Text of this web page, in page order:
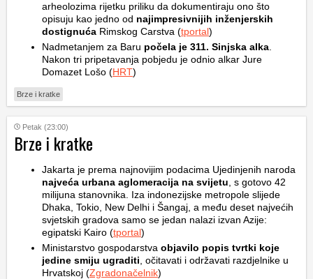
arheolozima rijetku priliku da dokumentiraju ono što
opisuju kao jedno od najimpresivnijih inženjerskih
dostignuća Rimskog Carstva (tportal)
Nadmetanjem za Baru počela je 311. Sinjska alka
Nakon tri pripetavanja pobjedu je odnio alkar Jure
Domazet Lošo (HRT)
Brze i kratke
Petak (23:00)
Brze i kratke
Jakarta je prema najnovijim podacima Ujedinjenih naroda
najveća urbana aglomeracija na svijetu , s gotovo 42
milijuna stanovnika. Iza indonezijske metropole slijede
Dhaka, Tokio, New Delhi i Šangaj, a među deset najvećih
svjetskih gradova samo se jedan nalazi izvan Azije:
egipatski Kairo (tportal)
Ministarstvo gospodarstva objavilo popis tvrtki koje
jedine smiju ugraditi , očitavati i održavati razdjelnike u
Hrvatskoj (Zgradonačelnik)